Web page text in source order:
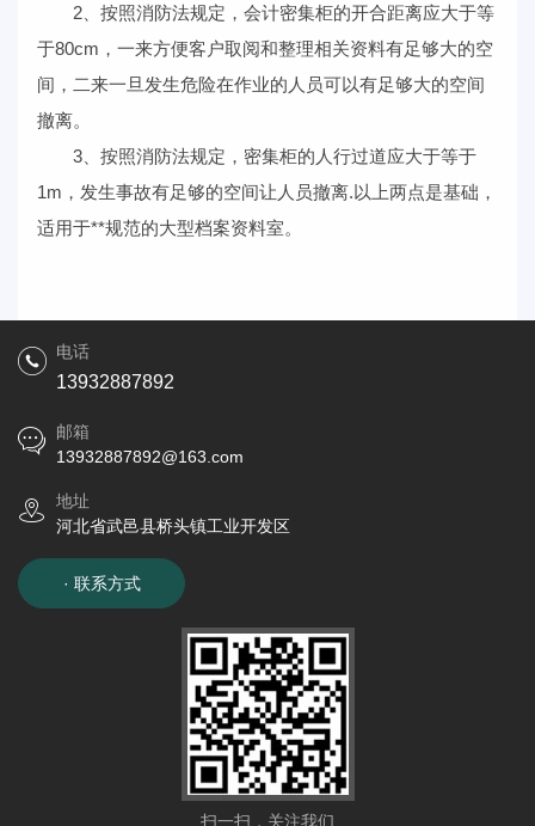
2、按照消防法规定，会计密集柜的开合距离应大于等
于80cm，一来方便客户取阅和整理相关资料有足够大的空
间，二来一旦发生危险在作业的人员可以有足够大的空间
撤离。
3、按照消防法规定，密集柜的人行过道应大于等于
1m，发生事故有足够的空间让人员撤离.以上两点是基础，
适用于**规范的大型档案资料室。
电话
13932887892
邮箱
13932887892@163.com
地址
河北省武邑县桥头镇工业开发区
· 联系方式
扫一扫，关注我们